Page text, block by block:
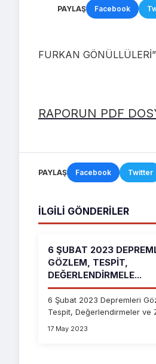
PAYLAŞ Facebook
FURKAN
RAPORUN PDF
PAYLAŞ Facebook Twitter
İLGILI GÖNDERILER
6 ŞUBAT 2023
GÖZLEM, TESPIT,
DEĞERLENDIRMELE...
6 Şubat 2023 Depremleri
Tespit, Değerlendirmeler ve
17 May 2023